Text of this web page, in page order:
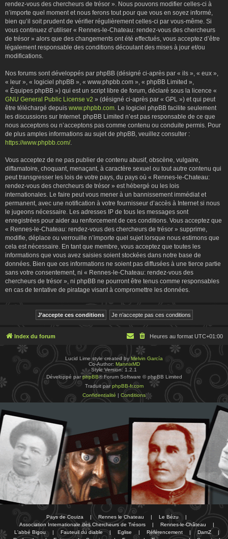
rendez-vous des chercheurs de trésor ». Nous pouvons modifier celles-ci à
n’importe quel moment et nous ferons tout pour que vous en soyez informé,
bien qu’il soit prudent de vérifier régulièrement celles-ci par vous-même. Si
vous continuez d’utiliser « Rennes-le-Chateau: rendez-vous des chercheurs
de trésor » alors que des changements ont été effectués, vous acceptez d’être
légalement responsable des conditions découlant des mises à jour et/ou
modifications.
Nos forums sont développés par phpBB (désigné ci-après par « ils », « eux »,
« leur », « logiciel phpBB », « www.phpbb.com », « phpBB Limited »,
« Équipes phpBB ») qui est un script libre de forum, déclaré sous la licence «
GNU General Public License v2 » (désigné ci-après par « GPL ») et qui peut
être téléchargé depuis www.phpbb.com. Le logiciel phpBB facilite seulement
les discussions sur Internet. phpBB Limited n’est pas responsable de ce que
nous acceptons ou n’acceptons pas comme contenu ou conduite permis. Pour
de plus amples informations au sujet de phpBB, veuillez consulter :
https://www.phpbb.com/.
Vous acceptez de ne pas publier de contenu abusif, obscène, vulgaire,
diffamatoire, choquant, menaçant, à caractère sexuel ou tout autre contenu qui
peut transgresser les lois de votre pays, du pays où « Rennes-le-Chateau:
rendez-vous des chercheurs de trésor » est hébergé ou les lois
internationales. Le faire peut vous mener à un bannissement immédiat et
permanent, avec une notification à votre fournisseur d’accès à Internet si nous
le jugeons nécessaire. Les adresses IP de tous les messages sont
enregistrées pour aider au renforcement de ces conditions. Vous acceptez que
« Rennes-le-Chateau: rendez-vous des chercheurs de trésor » supprime,
modifie, déplace ou verrouille n’importe quel sujet lorsque nous estimons que
cela est nécessaire. En tant que membre, vous acceptez que toutes les
informations que vous avez saisies soient stockées dans notre base de
données. Bien que ces informations ne soient pas diffusées à une tierce partie
sans votre consentement, ni « Rennes-le-Chateau: rendez-vous des
chercheurs de trésor », ni phpBB ne pourront être tenus comme responsables
en cas de tentative de piratage visant à compromettre les données.
Index du forum Heures au format UTC+01:00
Lucid Lime style created byMelvin García
Co-Author: MannixMD
Style Version: 1.2.1
Développé parphpBB® Forum Software © phpBB Limited
Traduit parphpBB-fr.com
Confidentialité | Conditions
Pays de Couiza | Rennes le Chateau | Le Bézu
|
Association Internationale des Chercheurs de Trésors
| Rennes-le-Château
|
L'abbé Bigou
| Fauteuil du diable | Eglise | Référencement | DamZ
|